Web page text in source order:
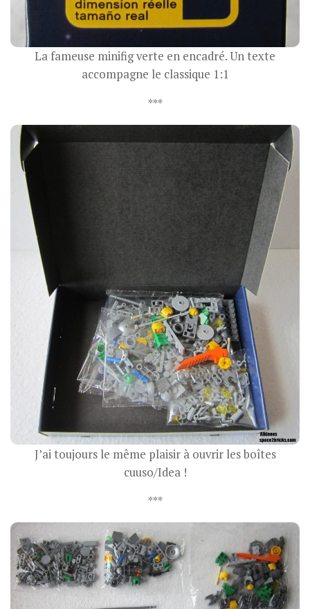
La fameuse minifig verte en encadré. Un texte
accompagne le classique 1:1
***
J’ai toujours le même plaisir à ouvrir les boîtes
cuuso/Idea !
***